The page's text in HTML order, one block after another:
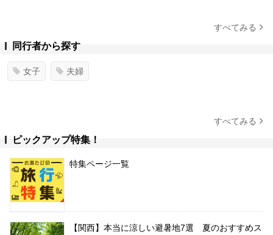
すべてみる
同行者から探す
女子 夫婦
すべてみる
ピックアップ特集！
特集ページ一覧
【関西】本当に涼しい避暑地7選 夏のおすすめス